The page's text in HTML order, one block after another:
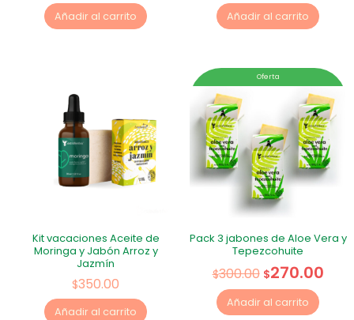
Añadir al carrito Añadir al carrito
Kit vacaciones Aceite de
Moringa y Jabón Arroz y
Jazmín
$350.00
Añadir al carrito
Oferta
Pack 3 jabones de Aloe Vera y
Tepezcohuite
$300.00 $270.00
Añadir al carrito